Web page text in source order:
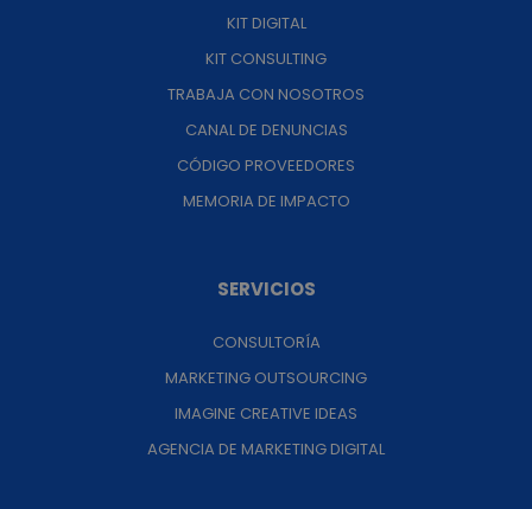
KIT DIGITAL
KIT CONSULTING
TRABAJA CON NOSOTROS
CANAL DE DENUNCIAS
CÓDIGO PROVEEDORES
MEMORIA DE IMPACTO
SERVICIOS
CONSULTORÍA
MARKETING OUTSOURCING
IMAGINE CREATIVE IDEAS
AGENCIA DE MARKETING DIGITAL